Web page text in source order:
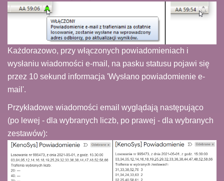
Każdorazowo, przy włączonych powiadomieniach i
wysłaniu wiadomości e-mail, na pasku statusu pojawi się
przez 10 sekund informacja 'Wysłano powiadomienie e-
mail'.
Przykładowe wiadomości email wyglądają następująco
(po lewej - dla wybranych liczb, po prawej - dla wybranych
zestawów):